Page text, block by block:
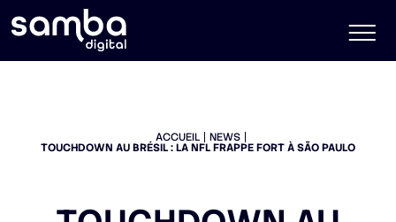
ACCUEIL NEWS
TOUCHDOWN AU BRÉSIL : LA NFL FRAPPE FORT À SÃO PAULO